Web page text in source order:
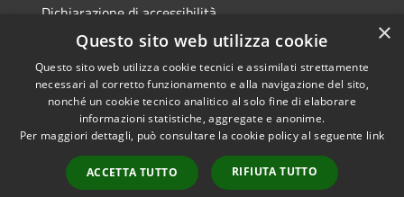
Dichiarazione di accessibilità
Accessibilità
Privacy
Mappa del sito
Copyright © 2026 • Comune di
Recanati • Powered by
Municipium
Accesso
redazione
×
Questo sito web utilizza cookie
Questo sito web utilizza cookie tecnici e assimilati strettamente
necessari al corretto funzionamento e alla navigazione del sito,
nonché un cookie tecnico analitico al solo fine di elaborare
informazioni statistiche, aggregate e anonime.
Per maggiori dettagli, può consultare la cookie policy al seguente link
ACCETTA TUTTO RIFIUTA TUTTO